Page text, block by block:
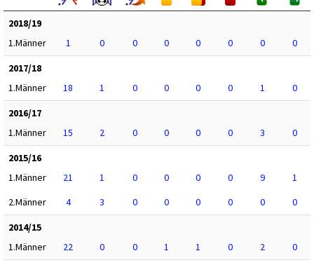
2018/19
1.Männer
1 0 0 0 0 0 0
0
2017/18
1.Männer
18 1 0 0 0 0 1
0
2016/17
1.Männer
15 2 0 0 0 0 3
0
2015/16
1.Männer
21 1 0 0 0 0 9
1
2.Männer
4 3 0 0 0 0 0
0
2014/15
1.Männer
22 0 0 1 1 0 2
0